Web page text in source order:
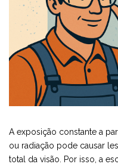
A exposição constante a
ou radiação pode causar
total da visão. Por isso, a